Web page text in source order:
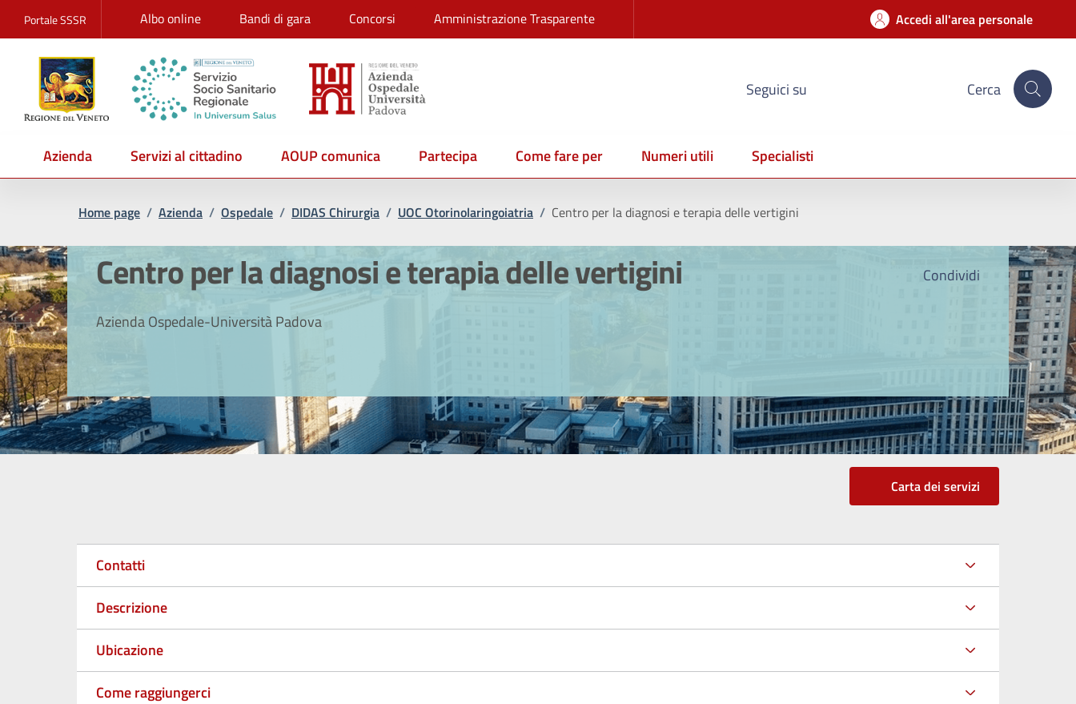
Portale SSSR Albo online Bandi di gara Concorsi Amministrazione Trasparente Accedi all'area personale
Seguici su Cerca
Azienda Servizi al cittadino AOUP comunica Partecipa Come fare per Numeri utili Specialisti
Home page / Azienda / Ospedale / DIDAS Chirurgia / UOC Otorinolaringoiatria / Centro per la diagnosi e terapia delle vertigini
Condividi
Centro per la diagnosi e terapia delle vertigini
Azienda Ospedale-Università Padova
Carta dei servizi
Contatti
Descrizione
Ubicazione
Come raggiungerci